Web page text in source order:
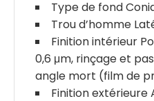
Type de fond
Trou d’homme
Finition intérieur
0,6 μm, rinçage et
angle mort (film de
Finition